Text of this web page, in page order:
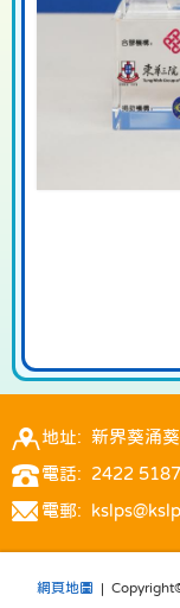
地址: 新界葵涌
電話: 2422 5187
電郵:
網頁地圖
|